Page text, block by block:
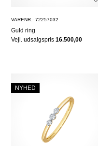
VARENR.: 72257032
Guld ring
Vejl. udsalgspris 16.500,00
NYHED